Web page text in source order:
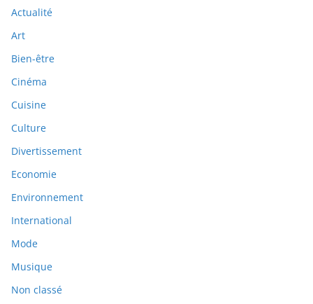
Actualité
Art
Bien-être
Cinéma
Cuisine
Culture
Divertissement
Economie
Environnement
International
Mode
Musique
Non classé